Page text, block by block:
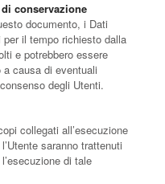
conservazione
documento, i Dati
il tempo richiesto dalla
e potrebbero essere
causa di eventuali
degli Utenti.
collegati all’esecuzione
saranno trattenuti
di tale